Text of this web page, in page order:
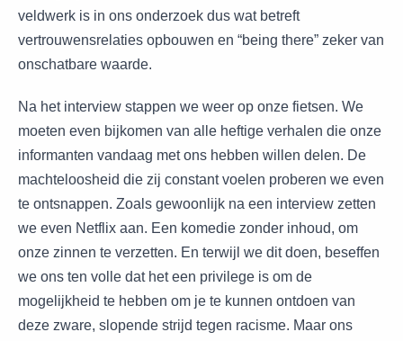
veldwerk is in ons onderzoek dus wat betreft
vertrouwensrelaties opbouwen en “being there” zeker van
onschatbare waarde.
Na het interview stappen we weer op onze fietsen. We
moeten even bijkomen van alle heftige verhalen die onze
informanten vandaag met ons hebben willen delen. De
machteloosheid die zij constant voelen proberen we even
te ontsnappen. Zoals gewoonlijk na een interview zetten
we even Netflix aan. Een komedie zonder inhoud, om
onze zinnen te verzetten. En terwijl we dit doen, beseffen
we ons ten volle dat het een privilege is om de
mogelijkheid te hebben om je te kunnen ontdoen van
deze zware, slopende strijd tegen racisme. Maar ons